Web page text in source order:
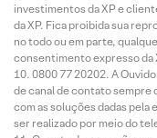
investimentos da XP e
da XP. Fica proibida sua
no todo ou em parte,
consentimento expresso da
0800 77 20202. A
de canal de contato sempre
com as soluções dadas pela
ser realizado por meio do